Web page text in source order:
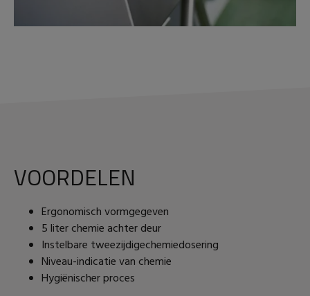
VOORDELEN
Ergonomisch vormgegeven
5 liter chemie achter deur
Instelbare tweezijdigechemiedosering
Niveau-indicatie van chemie
Hygiënischer proces